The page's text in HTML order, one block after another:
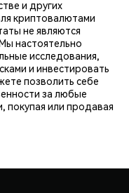
и других
криптовалютами
не являются
настоятельно
исследования,
и инвестировать
позволить себе
за любые
покупая или продавая